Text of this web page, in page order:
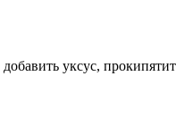
уксус,